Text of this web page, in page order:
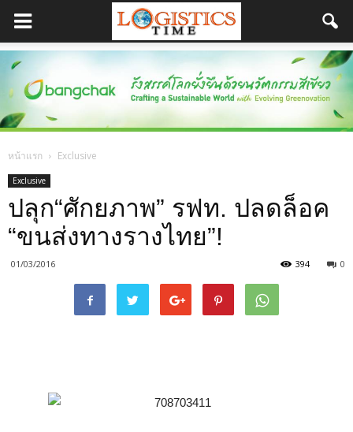
หน้าแรก Exclusive
Exclusive
ปลุก“ศักยภาพ” รฟท. ปลดล็อค
“ขนส่งทางรางไทย”!
01/03/2016 0
394